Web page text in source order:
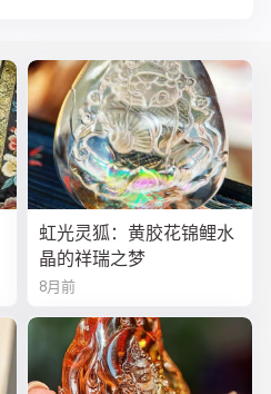
虹光灵狐：黄胶花锦鲤水
晶的祥瑞之梦
8月前